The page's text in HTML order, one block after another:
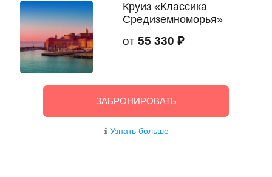
Круиз «Классика
Средиземноморья»
от 55 330 ₽
ЗАБРОНИРОВАТЬ
Узнать больше